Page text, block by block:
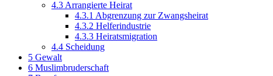
4.3 Arrangierte Heirat
4.3.1 Abgrenzung zur Zwangsheirat
4.3.2 Helferindustrie
4.3.3 Heiratsmigration
4.4 Scheidung
5 Gewalt
6 Muslimbruderschaft